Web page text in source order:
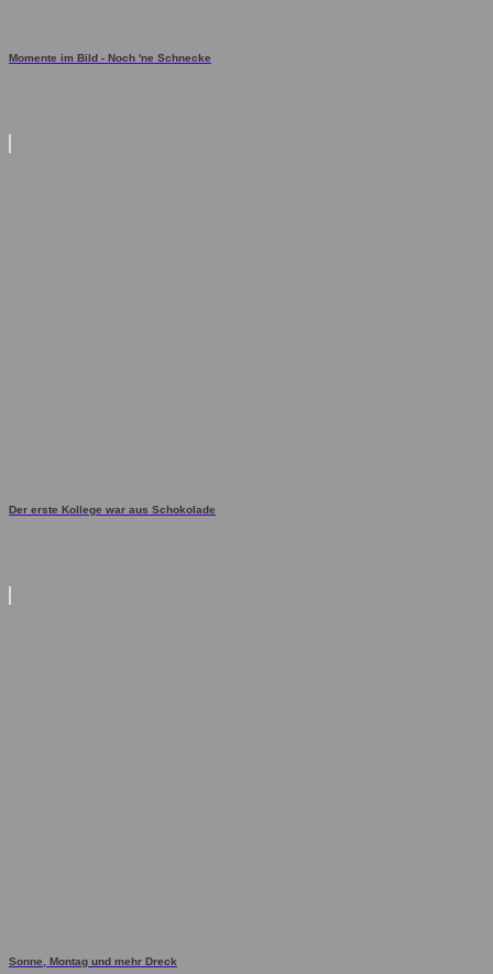
Momente im Bild - Noch 'ne Schnecke
Der erste Kollege war aus Schokolade
Sonne, Montag und mehr Dreck